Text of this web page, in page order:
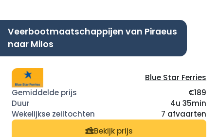
Veerbootmaatschappijen van Piraeus
naar Milos
Blue Star Ferries
€189
4u 35min
7 afvaarten
Bekijk prijs